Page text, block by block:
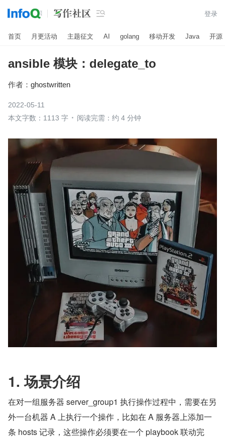
 登录
首页 月更活动 主题征文 AI golang 移动开发 Java 开源
ansible 模块：delegate_to
作者： ghostwritten
2022-05-11
本文字数：1113 字
阅读完需：约 4 分钟
1. 场景介绍
在对一组服务器 server_group1 执行操作过程中，需要在另
外一台机器 A 上执行一个操作，比如在 A 服务器上添加一
条 hosts 记录，这些操作必须要在一个 playbook 联动完